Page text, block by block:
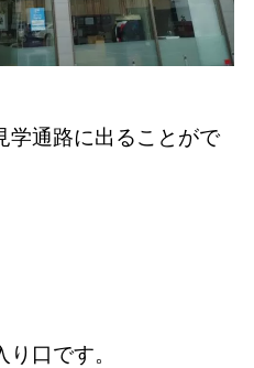
学通路に出ることがで
口です。